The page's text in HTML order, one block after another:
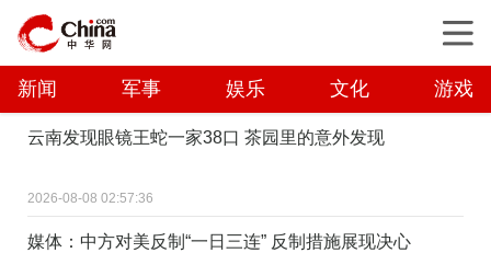
新闻 军事 娱乐 文化 游戏
云南发现眼镜王蛇一家38口 茶园里的意外发现
2026-08-08 02:57:36
媒体：中方对美反制“一日三连” 反制措施展现决心